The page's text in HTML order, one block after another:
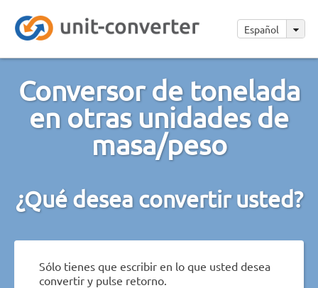
Español
Conversor de tonelada
en otras unidades de
masa/peso
¿Qué desea convertir usted?
Sólo tienes que escribir en lo que usted desea
convertir y pulse retorno.